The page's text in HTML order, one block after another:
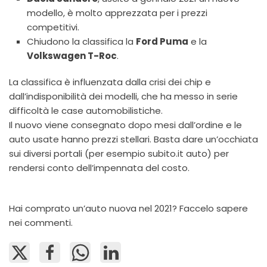
modello, è molto apprezzata per i prezzi
competitivi.
Chiudono la classifica la Ford Puma e la
Volkswagen T-Roc.
La classifica è influenzata dalla crisi dei chip e
dall’indisponibilità dei modelli, che ha messo in serie
difficoltà le case automobilistiche.
Il nuovo viene consegnato dopo mesi dall’ordine e le
auto usate hanno prezzi stellari. Basta dare un’occhiata
sui diversi portali (per esempio subito.it auto) per
rendersi conto dell’impennata del costo.
Hai comprato un’auto nuova nel 2021? Faccelo sapere
nei commenti.